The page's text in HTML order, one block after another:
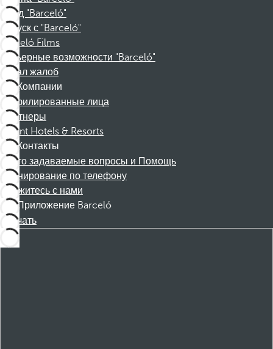
Фонд "Barceló"
Отпуск с "Barceló"
Barceló Films
Карьерные возможности "Barceló"
Канал жалоб
Компании
Аффилированные лица
Партнеры
Dorint Hotels & Resorts
Контакты
Часто задаваемые вопросы и Помощь
Бронирование по телефону
Свяжитесь с нами
Приложение Barceló
Скачать